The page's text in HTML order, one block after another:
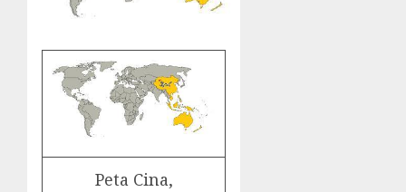
Peta Cina,